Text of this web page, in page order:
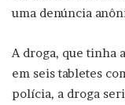
uma denúncia
A droga, que tinha
em seis tabletes
polícia, a droga